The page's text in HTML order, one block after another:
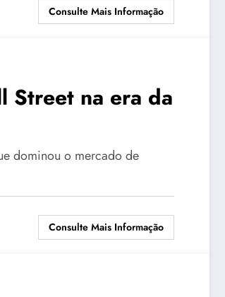
Consulte Mais Informação
Street na era da
dominou o mercado de
Consulte Mais Informação